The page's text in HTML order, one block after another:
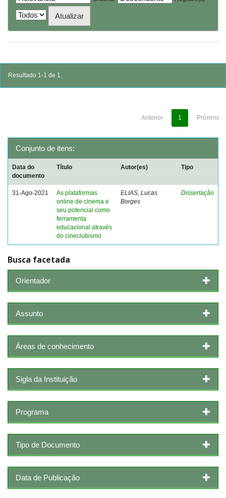
Resultado 1-1 de 1.
Anterior 1 Próximo
Conjunto de itens:
Data do
documento
Título Autor(es) Tipo
31-Ago-2021
As plataformas
online de cinema e
seu potencial como
ferramenta
educacional através
do cineclubismo
ELIAS, Lucas
Borges
Dissertação
Busca facetada
Orientador
Assunto
Áreas de conhecimento
Sigla da Instituição
Programa
Tipo de Documento
Data de Publicação